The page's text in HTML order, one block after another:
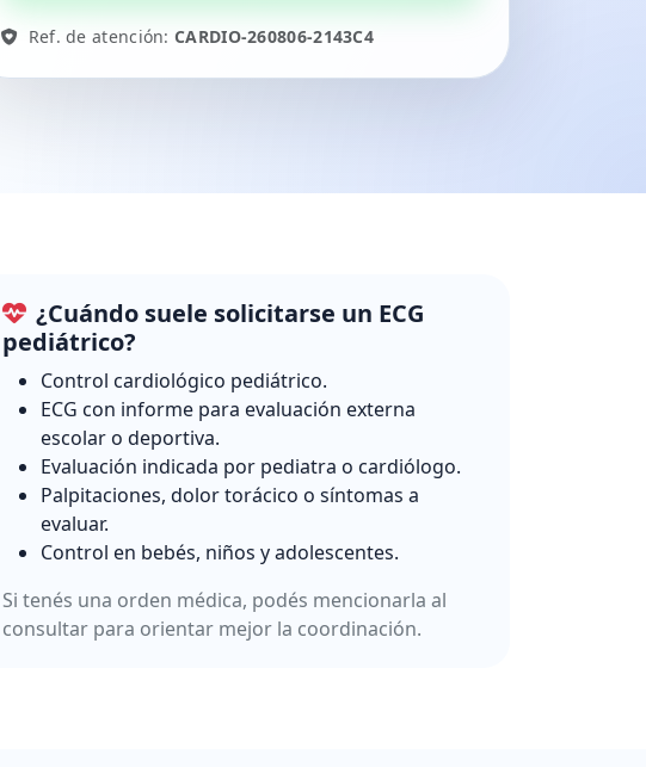
Ref. de atención:CARDIO-260806-2143C4
¿Cuándo suele solicitarse un ECG
pediátrico?
Control cardiológico pediátrico.
ECG con informe para evaluación externa
escolar o deportiva.
Evaluación indicada por pediatra o cardiólogo.
Palpitaciones, dolor torácico o síntomas a
evaluar.
Control en bebés, niños y adolescentes.
Si tenés una orden médica, podés mencionarla al
consultar para orientar mejor la coordinación.